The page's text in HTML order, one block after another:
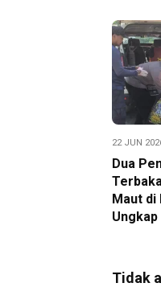
22 JUN
Dua
Maut di
Tidak